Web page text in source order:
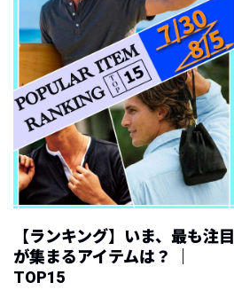
【ランキング】いま、最も注目
が集まるアイテムは？ ｜
TOP15